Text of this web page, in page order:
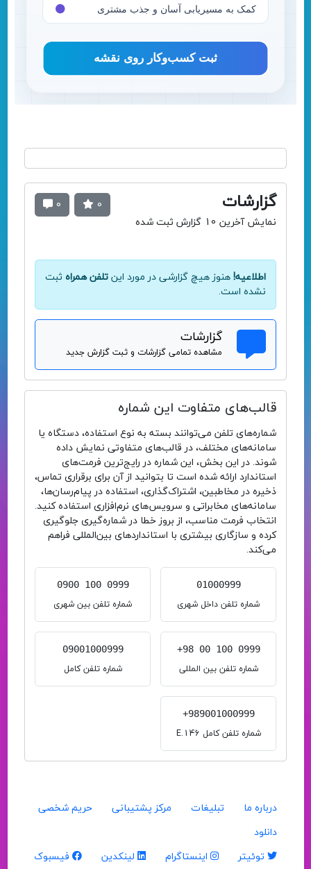
0 0 گزارشات
نمایش آخرین 10 گزارش ثبت شده
اطلاعیه! هنوز هیچ گزارشی در مورد این تلفن همراه ثبت
نشده است.
گزارشات
مشاهده تمامی گزارشات و ثبت گزارش جدید
قالب‌های متفاوت این شماره
شماره‌های تلفن می‌توانند بسته به نوع استفاده، دستگاه یا
سامانه‌های مختلف، در قالب‌های متفاوتی نمایش داده
شوند. در این بخش، این شماره در رایج‌ترین فرمت‌های
استاندارد ارائه شده است تا بتوانید از آن برای برقراری تماس،
ذخیره در مخاطبین، اشتراک‌گذاری، استفاده در پیام‌رسان‌ها،
سامانه‌های مخابراتی و سرویس‌های نرم‌افزاری استفاده کنید.
انتخاب فرمت مناسب، از بروز خطا در شماره‌گیری جلوگیری
کرده و سازگاری بیشتری با استانداردهای بین‌المللی فراهم
می‌کند.
01000999
شماره تلفن داخل شهری
0900 100 0999
شماره تلفن بین شهری
+98 00 100 0999
شماره تلفن بین المللی
09001000999
شماره تلفن کامل
+989001000999
شماره تلفن کامل E.146
درباره ما تبلیغات مرکز پشتیبانی
حریم شخصی
دانلود
توئیتر
اینستاگرام لینکدین فیسبوک